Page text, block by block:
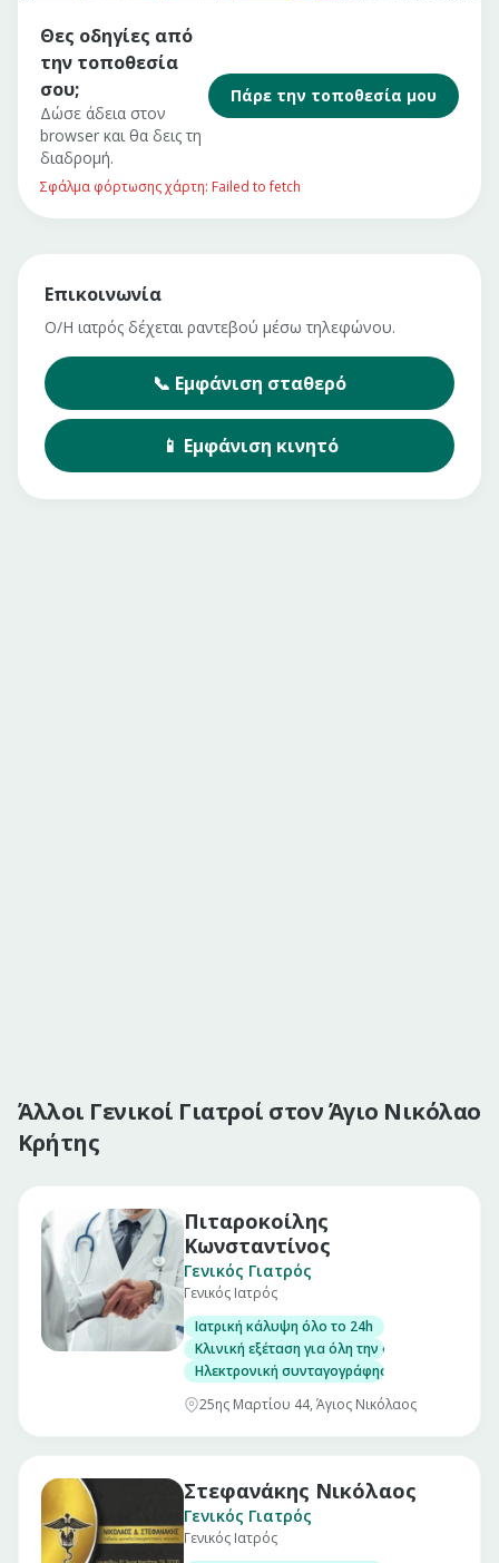
Θες οδηγίες από
την τοποθεσία
σου;
Δώσε άδεια στον
browser και θα δεις τη
διαδρομή.
Πάρε την τοποθεσία μου
Σφάλμα φόρτωσης χάρτη: Failed to fetch
Επικοινωνία
Ο/Η ιατρός δέχεται ραντεβού μέσω τηλεφώνου.
📞 Εμφάνιση σταθερό
📱 Εμφάνιση κινητό
Άλλοι Γενικοί Γιατροί στον Άγιο Νικόλαο
Κρήτης
Πιταροκοίλης
Κωνσταντίνος
Γενικός Γιατρός
Γενικός Ιατρός
Ιατρική κάλυψη όλο το 24h
Κλινική εξέταση για όλη την οικογένεια
Ηλεκτρονική συνταγογράφηση/Έκδοση
25ης Μαρτίου 44, Άγιος Νικόλαος
Στεφανάκης Νικόλαος
Γενικός Γιατρός
Γενικός Ιατρός